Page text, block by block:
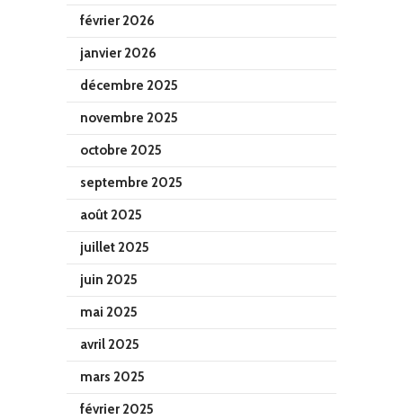
février 2026
janvier 2026
décembre 2025
novembre 2025
octobre 2025
septembre 2025
août 2025
juillet 2025
juin 2025
mai 2025
avril 2025
mars 2025
février 2025